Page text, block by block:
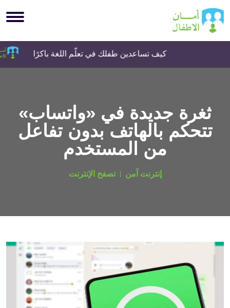
كيف تساعدين طفلك في تعلّم اللغة باكرًا
ثغرة جديدة في «واتساب»
تتحكم بالهاتف بدون تفاعل
من المستخدم
إنترنت آمن تصفح الإنترنت